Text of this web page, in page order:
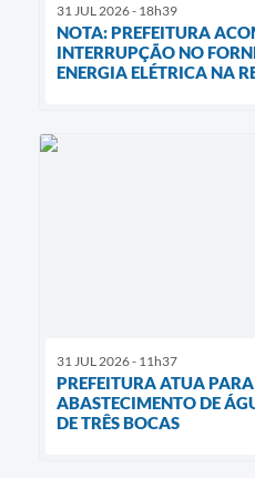
31 JUL 2026 - 18h39
NOTA: PREFEITURA
INTERRUPÇÃO NO
ENERGIA ELÉTRICA NA
31 JUL 2026 - 11h37
PREFEITURA ATUA
ABASTECIMENTO DE
DE TRÊS BOCAS